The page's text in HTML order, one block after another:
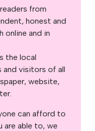
from
honest and
online and in
the local
and visitors of all
website,
can afford to
are able to, we